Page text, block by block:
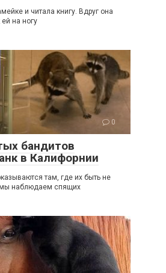
и читала книгу. Вдруг она
на ногу
0
бандитов
в Калифорнии
там, где их быть не
наблюдаем спящих